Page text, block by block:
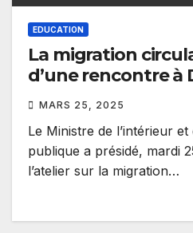
EDUCATION
La migration
d’une rencontre à
MARS 25, 2025
Le Ministre de l’intérieur
publique a présidé, mardi
l’atelier sur la migration…